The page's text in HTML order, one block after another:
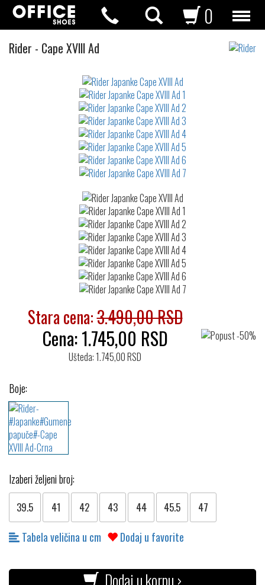
0
Rider Japanke
- Cape XVlll Ad
Stara cena:3.490,00 RSD
Cena:1.745,00 RSD
Ušteda: 1.745,00 RSD
Boje:
Izaberi željeni broj:
39.5 41 42 43 44 45.5 47
Tabela veličina u cm Dodaj u favorite
Dodaj u korpu ›